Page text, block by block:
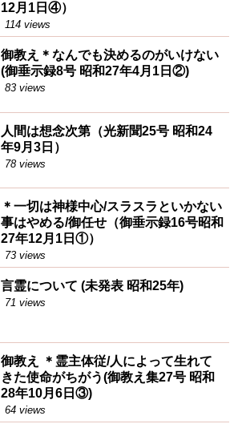
12月1日④）
114 views
御教え＊なんでも決めるのがいけない
(御垂示録8号 昭和27年4月1日②)
83 views
人間は想念次第（光新聞25号 昭和24
年9月3日）
78 views
＊一切は神様中心/スラスラといかない
事はやめる/御任せ（御垂示録16号昭和
27年12月1日①）
73 views
言霊について (未発表 昭和25年)
71 views
御教え ＊霊主体従/人によって生れて
きた使命がちがう(御教え集27号 昭和
28年10月6日③)
64 views